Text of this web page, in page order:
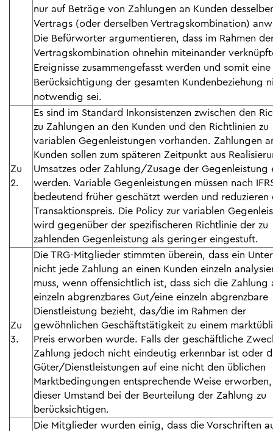
nur auf Beträge von Zahlungen an Kunden
Vertrags (oder derselben Vertragskombination)
Die Befürworter argumentieren, dass im Rahmen
Vertragskombination ohnehin miteinander
Ereignisse zusammengefasst werden und somit eine
Berücksichtigung der gesamten Kundenbeziehung
notwendig sei.
Zu
2.
Es sind im Standard Inkonsistenzen zwischen den
zu Zahlungen an den Kunden und den Richtlinien zu
variablen Gegenleistungen vorhanden. Zahlungen
Kunden sollen zum späteren Zeitpunkt aus
Umsatzes oder Zahlung/Zusage der Gegenleistung
werden. Variable Gegenleistungen müssen nach
bedeutend früher geschätzt werden und reduzieren
Transaktionspreis. Die Policy zur variablen
wird gegenüber der spezifischeren Richtlinie der zu
zahlenden Gegenleistung als geringer eingestuft.
Zu
3.
Die TRG-Mitglieder stimmten überein, dass ein
nicht jede Zahlung an einen Kunden einzeln
muss, wenn offensichtlich ist, dass sich die Zahlung
einzeln abgrenzbares Gut/eine einzeln abgrenzbare
Dienstleistung bezieht, das/die im Rahmen der
gewöhnlichen Geschäftstätigkeit zu einem
Preis erworben wurde. Falls der geschäftliche
Zahlung jedoch nicht eindeutig erkennbar ist oder
Güter/Dienstleistungen auf eine nicht den üblichen
Marktbedingungen entsprechende Weise
dieser Umstand bei der Beurteilung der Zahlung zu
berücksichtigen.
Die Mitglieder wurden einig, dass die Vorschriften